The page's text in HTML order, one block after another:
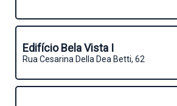
Edifício Bela Vista I
Rua Cesarina Della Dea Betti, 62